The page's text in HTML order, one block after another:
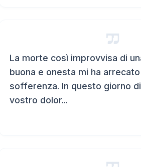
La morte così improvvisa di
buona e onesta mi ha
sofferenza. In questo giorno
vostro dolor...